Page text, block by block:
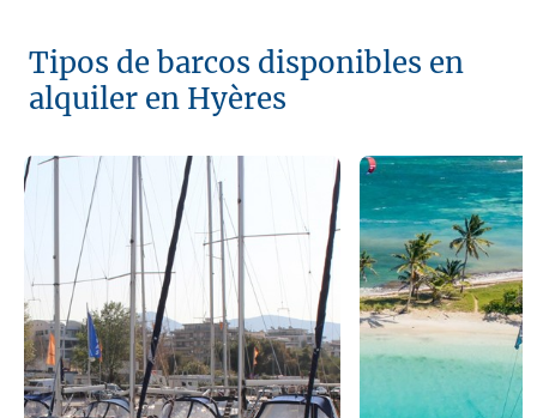
Tipos de barcos disponibles en
alquiler en Hyères